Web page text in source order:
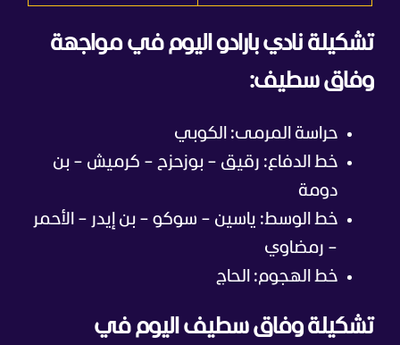
تشكيلة نادي بارادو اليوم في مواجهة
وفاق سطيف:
حراسة المرمى: الكوبي
خط الدفاع: رقيق – بوزحزح – كرميش – بن
دومة
خط الوسط: ياسين – سوكو – بن إيدر – الأحمر
– رمضاوي
خط الهجوم: الحاج
تشكيلة وفاق سطيف اليوم في